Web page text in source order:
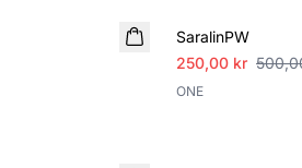
SaralinPW
250,00 kr
ONE